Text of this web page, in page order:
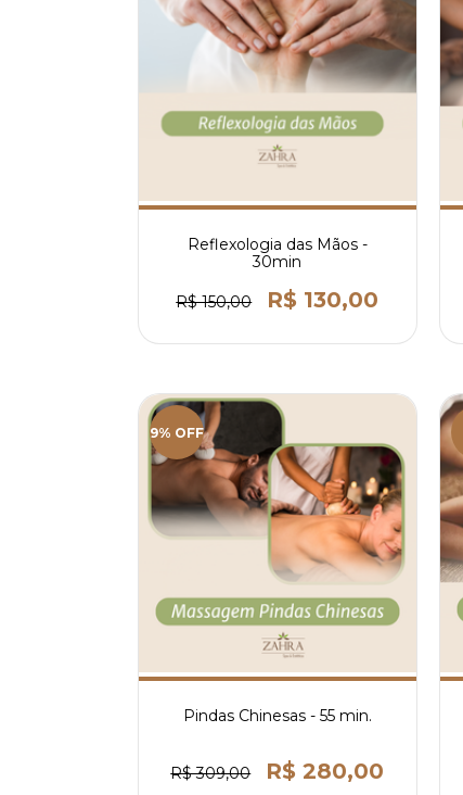
Reflexologia das Mãos -
30min
R$ 150,00 R$ 130,00
9% OFF
Pindas Chinesas - 55 min.
R$ 309,00 R$ 280,00